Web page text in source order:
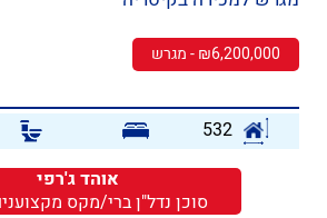
₪6,200,000 - מגרש
532
אוהד ג'רפי
סוכן נדל"ן ברי/מקס